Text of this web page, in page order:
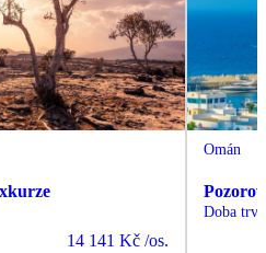
14 141 Kč /os.
Omán
Doba